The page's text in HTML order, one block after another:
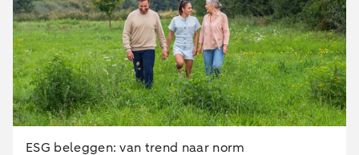
ESG beleggen: van trend naar norm